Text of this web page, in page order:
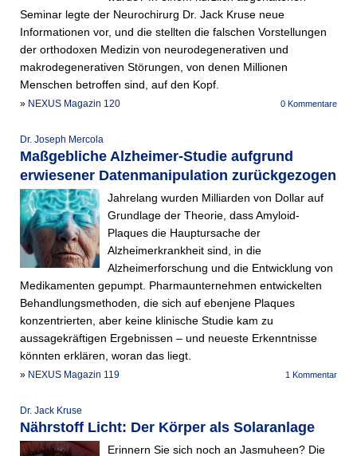
Seminar legte der Neurochirurg Dr. Jack Kruse neue
Informationen vor, und die stellten die falschen Vorstellungen
der orthodoxen Medizin von neurodegenerativen und
makrodegenerativen Störungen, von denen Millionen
Menschen betroffen sind, auf den Kopf.
0 Kommentare
» NEXUS Magazin 120
Dr. Joseph Mercola
Maßgebliche Alzheimer-Studie aufgrund
erwiesener Datenmanipulation zurückgezogen
Jahrelang wurden Milliarden von Dollar auf
Grundlage der Theorie, dass Amyloid-
Plaques die Haupt­ursache der
Alzheimerkrankheit sind, in die
Alzheimerforschung und die Entwicklung von
Medikamenten gepumpt. Pharma­unternehmen entwickelten
Behandlungsmethoden, die sich auf ebenjene Plaques
konzentrierten, aber keine klinische Studie kam zu
aussagekräftigen Ergebnissen – und neueste Erkenntnisse
könnten erklären, woran das liegt.
1 Kommentar
» NEXUS Magazin 119
Dr. Jack Kruse
Nährstoff Licht: Der Körper als Solaranlage
Erinnern Sie sich noch an Jasmuheen? Die